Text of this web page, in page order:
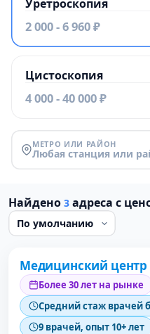
Уретроскопия
2 000 - 6 960 ₽
Цистоскопия
4 000 - 40 000 ₽
МЕТРО ИЛИ РАЙОН
Любая станция или
Найдено 3 адреса с
Проверено
Медицинский
Более 30 лет на рынке
Средний стаж врачей
9 врачей, опыт 10+ лет